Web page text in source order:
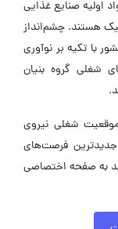
اولیه صنایع غذایی
هستند. چشم‌انداز
با تکیه بر نوآوری
شغلی گروه بنیان
بنیان تجارت در حال حاضر در ۶ موقعیت شغلی نیروی
جدیدترین فرصت‌های
به صفحه اختصاصی